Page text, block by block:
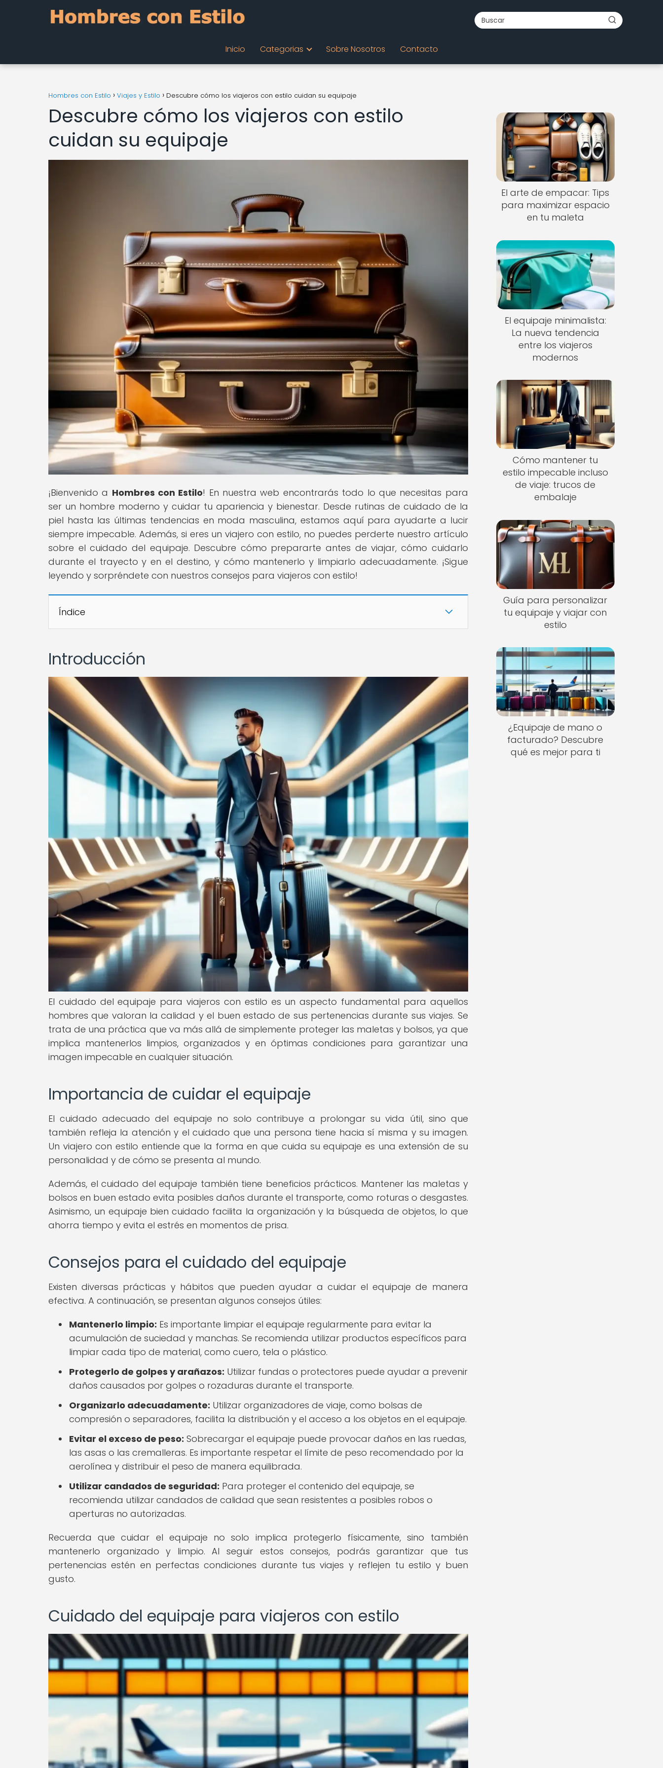
Inicio Categorias Sobre Nosotros Contacto
Hombres con Estilo Viajes y Estilo Descubre cómo los viajeros con estilo cuidan su equipaje
Descubre cómo los viajeros con estilo
cuidan su equipaje
¡Bienvenido a Hombres con Estilo! En nuestra web encontrarás todo lo que necesitas para
ser un hombre moderno y cuidar tu apariencia y bienestar. Desde rutinas de cuidado de la
piel hasta las últimas tendencias en moda masculina, estamos aquí para ayudarte a lucir
siempre impecable. Además, si eres un viajero con estilo, no puedes perderte nuestro artículo
sobre el cuidado del equipaje. Descubre cómo prepararte antes de viajar, cómo cuidarlo
durante el trayecto y en el destino, y cómo mantenerlo y limpiarlo adecuadamente. ¡Sigue
leyendo y sorpréndete con nuestros consejos para viajeros con estilo!
Índice
Introducción
El cuidado del equipaje para viajeros con estilo es un aspecto fundamental para aquellos
hombres que valoran la calidad y el buen estado de sus pertenencias durante sus viajes. Se
trata de una práctica que va más allá de simplemente proteger las maletas y bolsos, ya que
implica mantenerlos limpios, organizados y en óptimas condiciones para garantizar una
imagen impecable en cualquier situación.
Importancia de cuidar el equipaje
El cuidado adecuado del equipaje no solo contribuye a prolongar su vida útil, sino que
también refleja la atención y el cuidado que una persona tiene hacia sí misma y su imagen.
Un viajero con estilo entiende que la forma en que cuida su equipaje es una extensión de su
personalidad y de cómo se presenta al mundo.
Además, el cuidado del equipaje también tiene beneficios prácticos. Mantener las maletas y
bolsos en buen estado evita posibles daños durante el transporte, como roturas o desgastes.
Asimismo, un equipaje bien cuidado facilita la organización y la búsqueda de objetos, lo que
ahorra tiempo y evita el estrés en momentos de prisa.
Consejos para el cuidado del equipaje
Existen diversas prácticas y hábitos que pueden ayudar a cuidar el equipaje de manera
efectiva. A continuación, se presentan algunos consejos útiles:
Mantenerlo limpio: Es importante limpiar el equipaje regularmente para evitar la
acumulación de suciedad y manchas. Se recomienda utilizar productos específicos para
limpiar cada tipo de material, como cuero, tela o plástico.
Protegerlo de golpes y arañazos: Utilizar fundas o protectores puede ayudar a prevenir
daños causados por golpes o rozaduras durante el transporte.
Organizarlo adecuadamente: Utilizar organizadores de viaje, como bolsas de
compresión o separadores, facilita la distribución y el acceso a los objetos en el equipaje.
Evitar el exceso de peso: Sobrecargar el equipaje puede provocar daños en las ruedas,
las asas o las cremalleras. Es importante respetar el límite de peso recomendado por la
aerolínea y distribuir el peso de manera equilibrada.
Utilizar candados de seguridad: Para proteger el contenido del equipaje, se
recomienda utilizar candados de calidad que sean resistentes a posibles robos o
aperturas no autorizadas.
Recuerda que cuidar el equipaje no solo implica protegerlo físicamente, sino también
mantenerlo organizado y limpio. Al seguir estos consejos, podrás garantizar que tus
pertenencias estén en perfectas condiciones durante tus viajes y reflejen tu estilo y buen
gusto.
Cuidado del equipaje para viajeros con estilo
El arte de empacar: Tips
para maximizar espacio
en tu maleta
El equipaje minimalista:
La nueva tendencia
entre los viajeros
modernos
Cómo mantener tu
estilo impecable incluso
de viaje: trucos de
embalaje
Guía para personalizar
tu equipaje y viajar con
estilo
¿Equipaje de mano o
facturado? Descubre
qué es mejor para ti